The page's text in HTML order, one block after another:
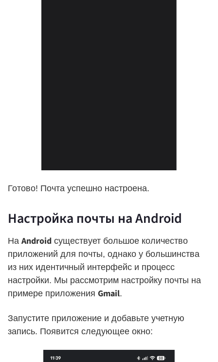
Готово! Почта успешно настроена.
Настройка почты на Android
На Android существует большое количество
приложений для почты, однако у большинства
из них идентичный интерфейс и процесс
настройки. Мы рассмотрим настройку почты на
примере приложения Gmail.
Запустите приложение и добавьте учетную
запись. Появится следующее окно: